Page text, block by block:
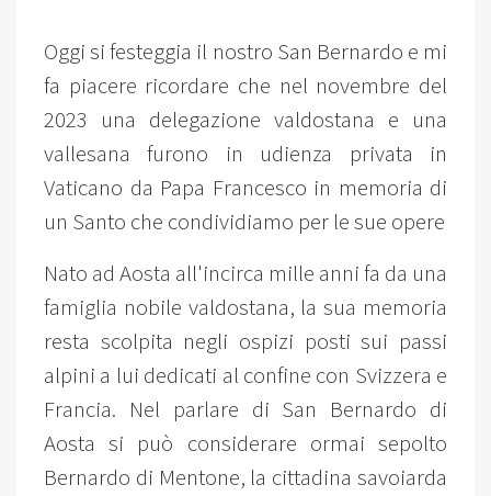
Oggi si festeggia il nostro San Bernardo e mi
fa piacere ricordare che nel novembre del
2023 una delegazione valdostana e una
vallesana furono in udienza privata in
Vaticano da Papa Francesco in memoria di
un Santo che condividiamo per le sue opere
Nato ad Aosta all'incirca mille anni fa da una
famiglia nobile valdostana, la sua memoria
resta scolpita negli ospizi posti sui passi
alpini a lui dedicati al confine con Svizzera e
Francia. Nel parlare di San Bernardo di
Aosta si può considerare ormai sepolto
Bernardo di Mentone, la cittadina savoiarda